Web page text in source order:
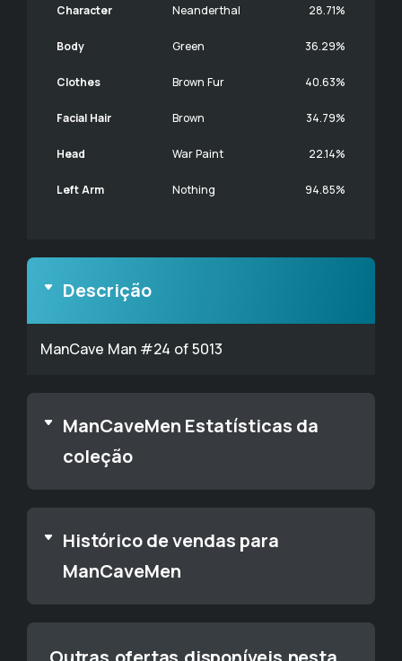
Character Neanderthal 28.71%
Body Green 36.29%
Clothes Brown Fur 40.63%
Facial Hair Brown 34.79%
Head War Paint 22.14%
Left Arm Nothing 94.85%
Descrição
ManCave Man #24 of 5013
ManCaveMen Estatísticas da
coleção
Histórico de vendas para
ManCaveMen